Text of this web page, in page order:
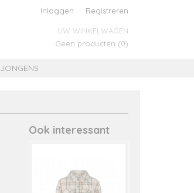
Inloggen Registreren
UW WINKELWAGEN
Geen producten (0)
JONGENS
Ook interessant